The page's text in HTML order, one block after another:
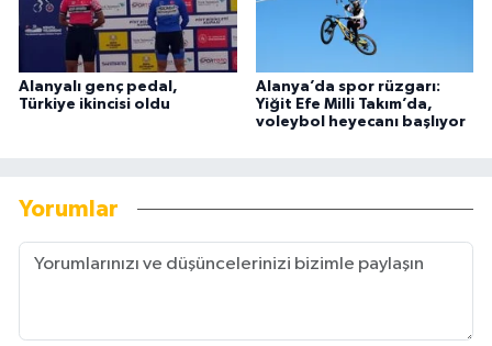
Alanyalı genç pedal,
Türkiye ikincisi oldu
Alanya’da spor rüzgarı:
Yiğit Efe Milli Takım’da,
voleybol heyecanı başlıyor
Yorumlar